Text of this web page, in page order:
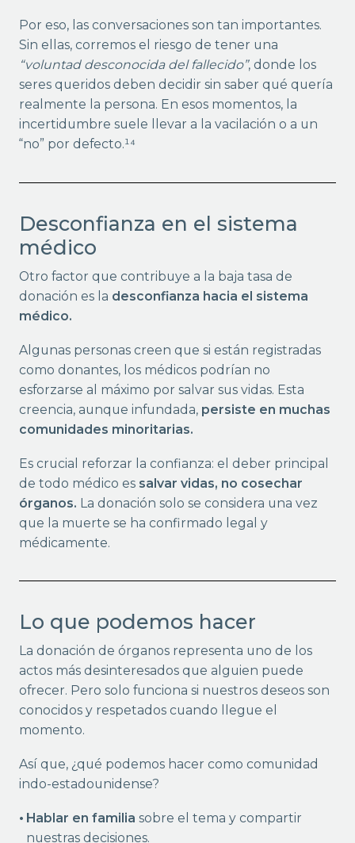
Por eso, las conversaciones son tan importantes.
Sin ellas, corremos el riesgo de tener una
“voluntad desconocida del fallecido”, donde los
seres queridos deben decidir sin saber qué quería
realmente la persona. En esos momentos, la
incertidumbre suele llevar a la vacilación o a un
“no” por defecto.¹⁴
Desconfianza en el sistema
médico
Otro factor que contribuye a la baja tasa de
donación es la desconfianza hacia el sistema
médico.
Algunas personas creen que si están registradas
como donantes, los médicos podrían no
esforzarse al máximo por salvar sus vidas. Esta
creencia, aunque infundada, persiste en muchas
comunidades minoritarias.
Es crucial reforzar la confianza: el deber principal
de todo médico es salvar vidas, no cosechar
órganos. La donación solo se considera una vez
que la muerte se ha confirmado legal y
médicamente.
Lo que podemos hacer
La donación de órganos representa uno de los
actos más desinteresados que alguien puede
ofrecer. Pero solo funciona si nuestros deseos son
conocidos y respetados cuando llegue el
momento.
Así que, ¿qué podemos hacer como comunidad
indo-estadounidense?
Hablar en familia sobre el tema y compartir
nuestras decisiones.